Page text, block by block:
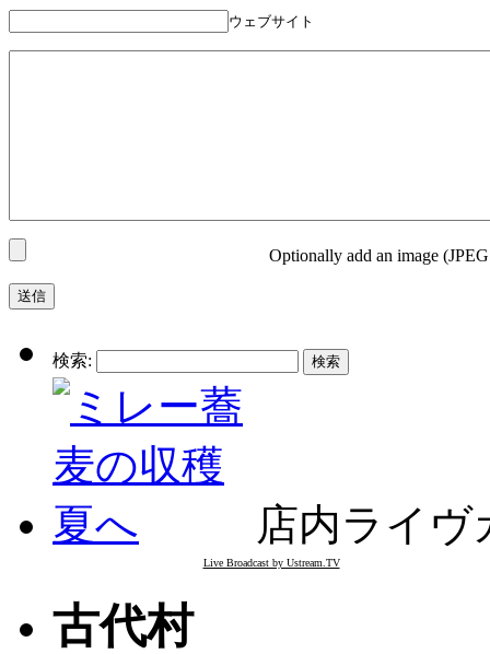
ウェブサイト
Optionally add an image
検索:
店内ライ
Live Broadcast by Ustream.TV
古代村